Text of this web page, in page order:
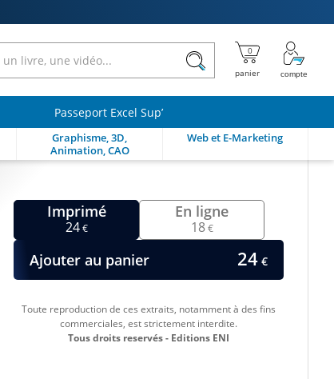
Passeport Excel Sup’
Graphisme, 3D,
Animation, CAO
Web et E-Marketing
Imprimé
24€
En ligne
18€
Ajouter au panier 24 €
Toute reproduction de ces extraits, notamment à des fins
commerciales, est strictement interdite.
Tous droits reservés - Editions ENI